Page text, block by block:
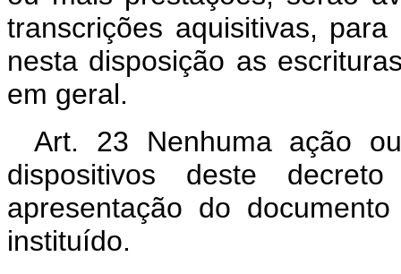
transcrições aquisitivas,
nesta disposição as
em geral.
Art. 23 Nenhuma ação
dispositivos deste
apresentação do
instituído.